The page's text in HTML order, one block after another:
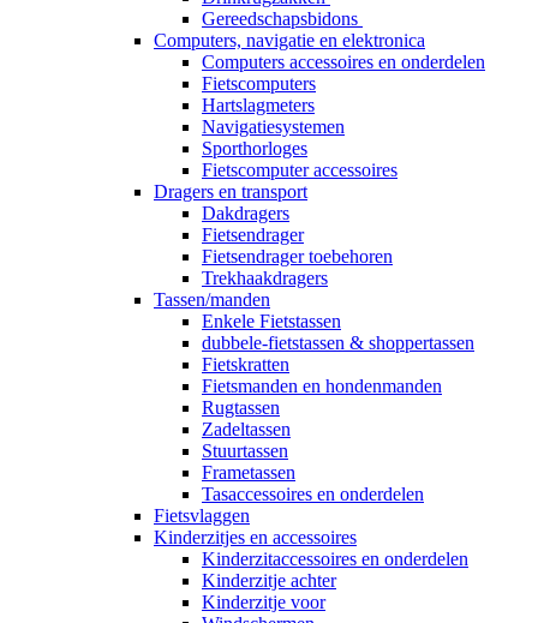
Gereedschapsbidons
Computers, navigatie en elektronica
Computers accessoires en onderdelen
Fietscomputers
Hartslagmeters
Navigatiesystemen
Sporthorloges
Fietscomputer accessoires
Dragers en transport
Dakdragers
Fietsendrager
Fietsendrager toebehoren
Trekhaakdragers
Tassen/manden
Enkele Fietstassen
dubbele-fietstassen & shoppertassen
Fietskratten
Fietsmanden en hondenmanden
Rugtassen
Zadeltassen
Stuurtassen
Frametassen
Tasaccessoires en onderdelen
Fietsvlaggen
Kinderzitjes en accessoires
Kinderzitaccessoires en onderdelen
Kinderzitje achter
Kinderzitje voor